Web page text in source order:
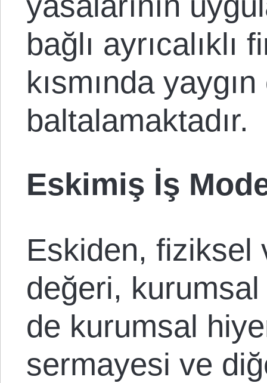
bağlı ayrıcalıklı
kısmında
baltalamaktadır.
Eskimiş İş
Eskiden, fiziksel
değeri, kurumsal
de kurumsal
sermayesi ve